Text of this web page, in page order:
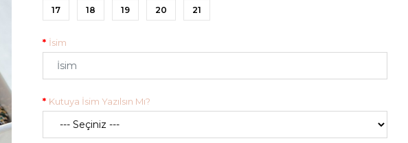
17 18 19 20 21
İsim
Kutuya İsim Yazılsın Mı?